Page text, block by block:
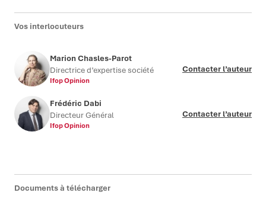
Vos interlocuteurs
Marion Chasles-Parot
Directrice d’expertise société
Ifop Opinion
Contacter l’auteur
Frédéric Dabi
Directeur Général
Ifop Opinion
Contacter l’auteur
Documents à télécharger